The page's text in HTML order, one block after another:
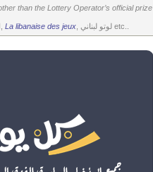
than the Lottery Operator’s official prize
La libanaise des jeux , لوتو لبناني etc..